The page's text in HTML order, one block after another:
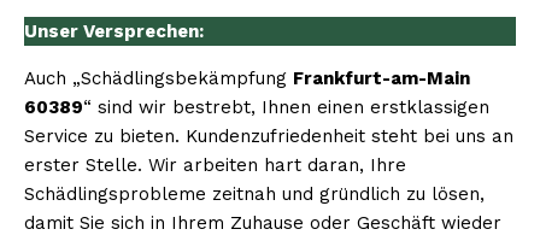
Unser Versprechen:
Auch „Schädlingsbekämpfung Frankfurt-am-Main
60389“ sind wir bestrebt, Ihnen einen erstklassigen
Service zu bieten. Kundenzufriedenheit steht bei uns an
erster Stelle. Wir arbeiten hart daran, Ihre
Schädlingsprobleme zeitnah und gründlich zu lösen,
damit Sie sich in Ihrem Zuhause oder Geschäft wieder